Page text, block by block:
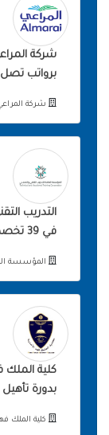
شركة
برواتب تصل 7,800 ريال
شركة المراعي
التدريب
في 39 تخصصاً بالدبلوم المسائي للجنسين
المؤسسة
كلية الملك
بدورة تأهيل
كلية الملك